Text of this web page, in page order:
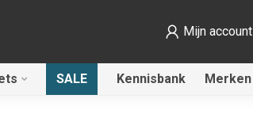
Mijn account
SALE Kennisbank Merken